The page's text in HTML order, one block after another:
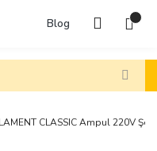
Blog
CLASSIC Ampul 220V